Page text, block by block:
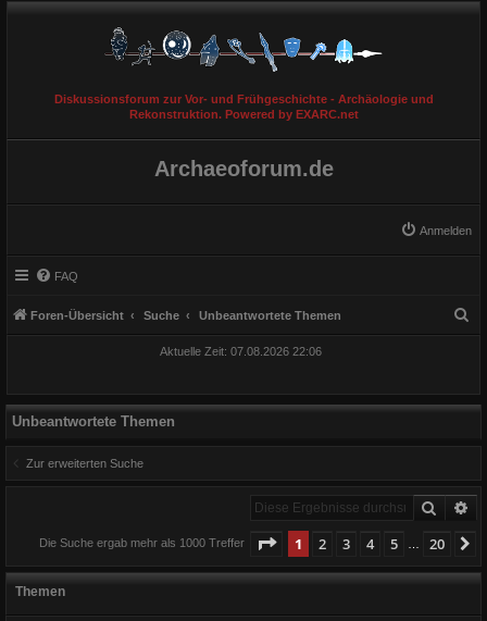
Diskussionsforum zur Vor- und Frühgeschichte - Archäologie und
Rekonstruktion. Powered by EXARC.net
Archaeoforum.de
Anmelden
FAQ
Foren-Übersicht Suche Unbeantwortete Themen
Aktuelle Zeit: 07.08.2026 22:06
Unbeantwortete Themen
Zur erweiterten Suche
Suche
Die Suche ergab mehr als 1000 Treffer Seite 1von 20
1 2 3 4 5 20
Themen